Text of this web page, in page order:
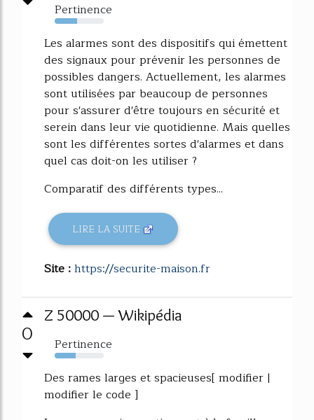
Pertinence
46%
Les alarmes sont des dispositifs qui émettent
des signaux pour prévenir les personnes de
possibles dangers. Actuellement, les alarmes
sont utilisées par beaucoup de personnes
pour s'assurer d'être toujours en sécurité et
serein dans leur vie quotidienne. Mais quelles
sont les différentes sortes d'alarmes et dans
quel cas doit-on les utiliser ?
Comparatif des différents types...
LIRE LA SUITE
Site :https://securite-maison.fr
0
Z 50000 — Wikipédia
Pertinence
43%
Des rames larges et spacieuses[ modifier |
modifier le code ]